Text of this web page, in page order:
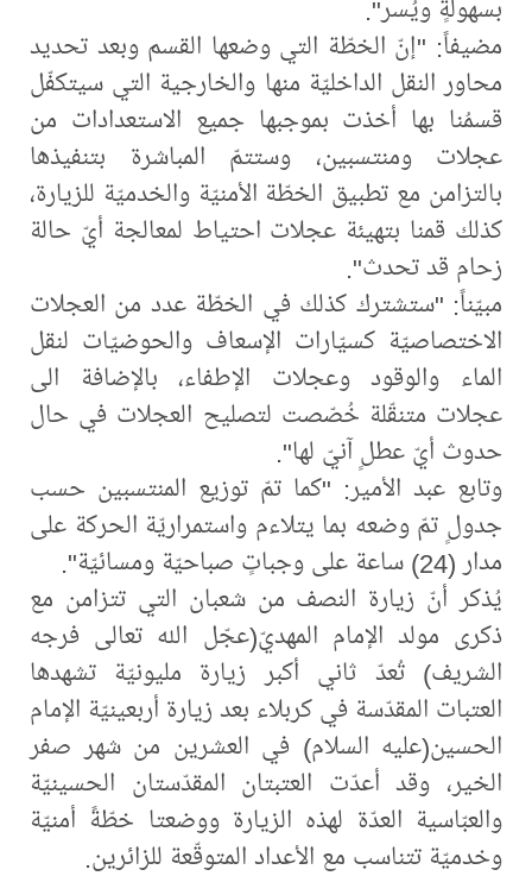
بسهولةٍ ويُسر".
مضيفاً: "إنّ الخطّة التي وضعها القسم وبعد تحديد
محاور النقل الداخليّة منها والخارجية التي سيتكفّل
قسمُنا بها أخذت بموجبها جميع الاستعدادات من
عجلات ومنتسبين، وستتمّ المباشرة بتنفيذها
بالتزامن مع تطبيق الخطّة الأمنيّة والخدميّة للزيارة،
كذلك قمنا بتهيئة عجلات احتياط لمعالجة أيّ حالة
زحام قد تحدث".
مبيّناً: "ستشترك كذلك في الخطّة عدد من العجلات
الاختصاصيّة كسيّارات الإسعاف والحوضيّات لنقل
الماء والوقود وعجلات الإطفاء، بالإضافة الى
عجلات متنقّلة خُصّصت لتصليح العجلات في حال
حدوث أيّ عطلٍ آنيّ لها".
وتابع عبد الأمير: "كما تمّ توزيع المنتسبين حسب
جدولٍ تمّ وضعه بما يتلاءم واستمراريّة الحركة على
مدار (24) ساعة على وجباتٍ صباحيّة ومسائيّة".
يُذكر أنّ زيارة النصف من شعبان التي تتزامن مع
ذكرى مولد الإمام المهديّ(عجّل الله تعالى فرجه
الشريف) ‏تُعدّ ثاني أكبر زيارة مليونيّة تشهدها
العتبات المقدّسة في ‏‏كربلاء بعد زيارة أربعينيّة ‏الإمام
الحسين(عليه السلام) في العشرين من شهر صفر
الخير، وقد أعدّت العتبتان المقدّستان الحسينيّة
والعبّاسية العدّة لهذه الزيارة ووضعتا خطّةً أمنيّة
وخدميّة تتناسب مع الأعداد المتوقّعة للزائرين.